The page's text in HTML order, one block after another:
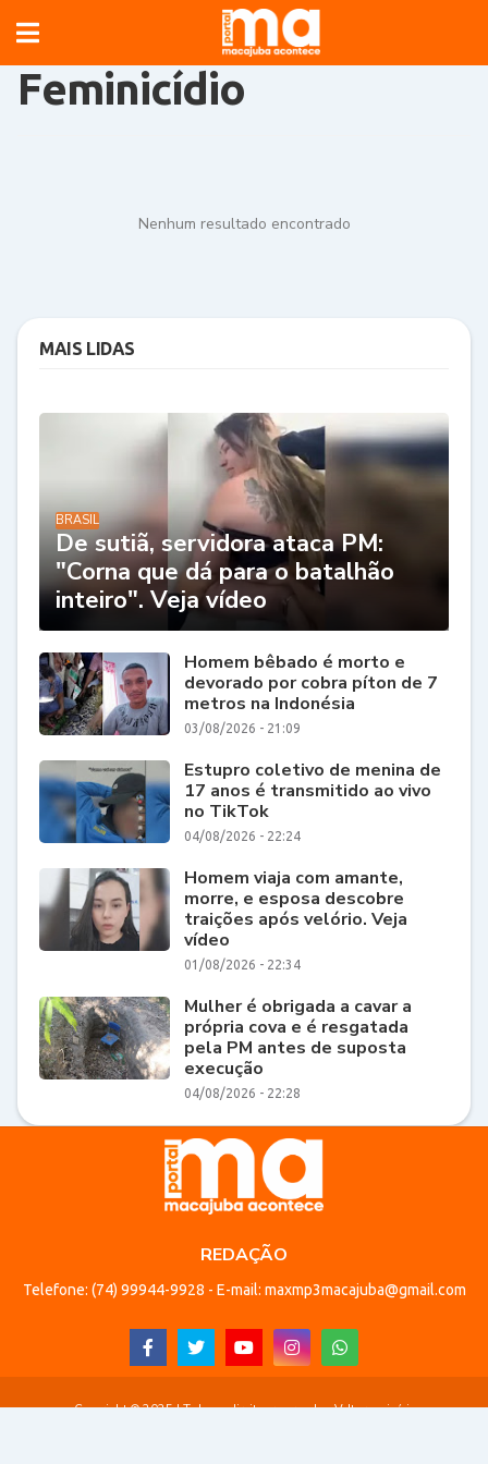
Feminicídio
Nenhum resultado encontrado
MAIS LIDAS
BRASIL
De sutiã, servidora ataca PM:
"Corna que dá para o batalhão
inteiro". Veja vídeo
Homem bêbado é morto e
devorado por cobra píton de 7
metros na Indonésia
03/08/2026 - 21:09
Estupro coletivo de menina de
17 anos é transmitido ao vivo
no TikTok
04/08/2026 - 22:24
Homem viaja com amante,
morre, e esposa descobre
traições após velório. Veja
vídeo
01/08/2026 - 22:34
Mulher é obrigada a cavar a
própria cova e é resgatada
pela PM antes de suposta
execução
04/08/2026 - 22:28
REDAÇÃO
Telefone: (74) 99944-9928 - E-mail: maxmp3macajuba@gmail.com
Copyright © 2025 | Todos os direitos reservados.Voltar ao início